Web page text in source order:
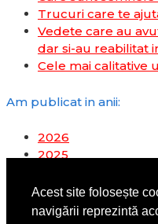
Acest site folosește
navigării reprezintă
Trucuri care te
Vedete care au
dar si-au reabilitat
Cele mai calitative
Am publicat in anii:
2026
2025
2023
2022